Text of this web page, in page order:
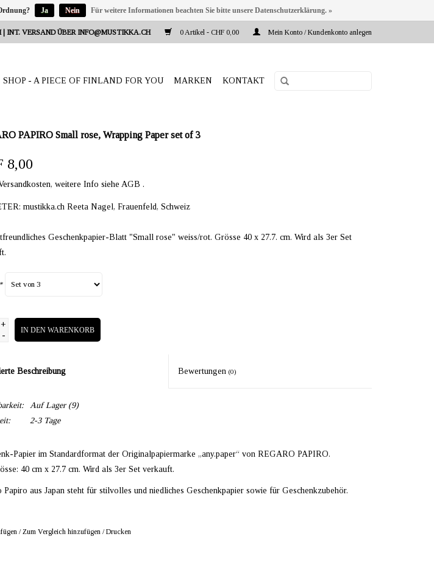
| INT. VERSAND ÜBER INFO@MUSTIKKA.CH 0 Artikel - CHF 0,00 Mein Konto / Kundenkonto anlegen
SHOP - A PIECE OF FINLAND FOR YOU MARKEN KONTAKT
PAPIRO Small rose, Wrapping Paper set of 3
8,00
weitere Info siehe AGB .
mustikka.ch Reeta Nagel, Frauenfeld, Schweiz
Geschenkpapier-Blatt "Small rose" weiss/rot. Grösse 40 x 27.7. cm. Wird als 3er Set
*
+
-
IN DEN WARENKORB
Beschreibung Bewertungen(0)
Auf Lager(9)
2-3 Tage
Papier im Standardformat der Originalpapiermarke „any.paper“ von REGARO PAPIRO.
40 cm x 27.7 cm. Wird als 3er Set verkauft.
Papiro aus Japan steht für stilvolles und niedliches Geschenkpapier sowie für Geschenkzubehör.
/Zum Vergleich hinzufügen /Drucken
Ja Nein Für weitere Informationen beachten Sie bitte unsere Datenschutzerklärung. »